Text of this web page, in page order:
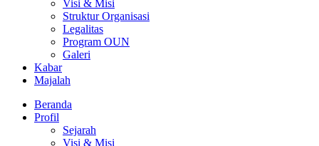
Visi & Misi
Struktur Organisasi
Legalitas
Program OUN
Galeri
Kabar
Majalah
Beranda
Profil
Sejarah
Visi & Misi